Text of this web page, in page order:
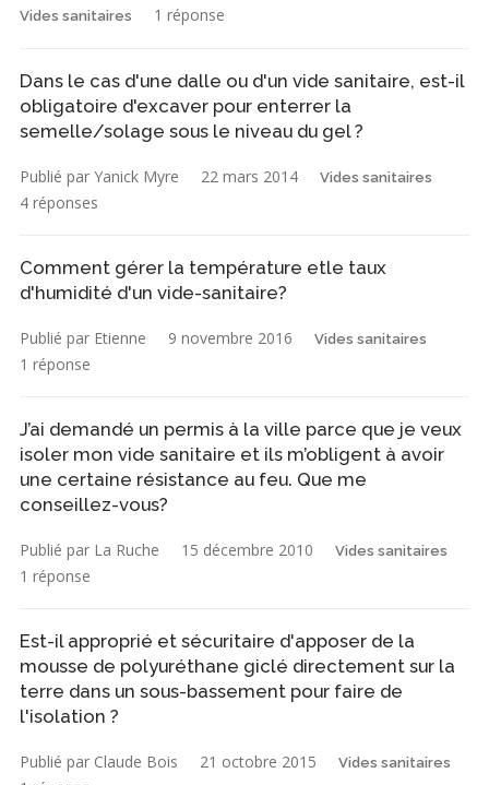
Vides sanitaires 1 réponse
Dans le cas d'une dalle ou d'un vide sanitaire, est-il
obligatoire d'excaver pour enterrer la
semelle/solage sous le niveau du gel ?
Publié par Yanick Myre 22 mars 2014 Vides sanitaires
4 réponses
Comment gérer la température etle taux
d'humidité d'un vide-sanitaire?
Publié par Etienne 9 novembre 2016 Vides sanitaires
1 réponse
J’ai demandé un permis à la ville parce que je veux
isoler mon vide sanitaire et ils m’obligent à avoir
une certaine résistance au feu. Que me
conseillez-vous?
Publié par La Ruche 15 décembre 2010 Vides sanitaires
1 réponse
Est-il approprié et sécuritaire d'apposer de la
mousse de polyuréthane giclé directement sur la
terre dans un sous-bassement pour faire de
l'isolation ?
Publié par Claude Bois 21 octobre 2015 Vides sanitaires